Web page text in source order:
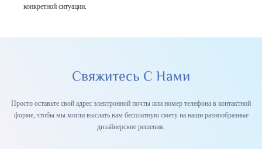
конкретной ситуации.
Свяжитесь С Нами
Просто оставьте свой адрес электронной почты или номер телефона в контактной
форме, чтобы мы могли выслать вам бесплатную смету на наши разнообразные
дизайнерские решения.